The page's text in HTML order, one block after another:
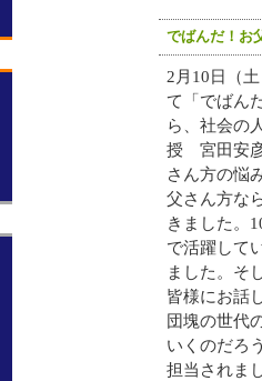
でばんだ！
2月10日（
て「でばん
ら、社会の
授 宮田安彦
さん方の悩
父さん方な
きました。
で活躍して
ました。そ
皆様にお話
団塊の世代
いくのだろ
担当されま